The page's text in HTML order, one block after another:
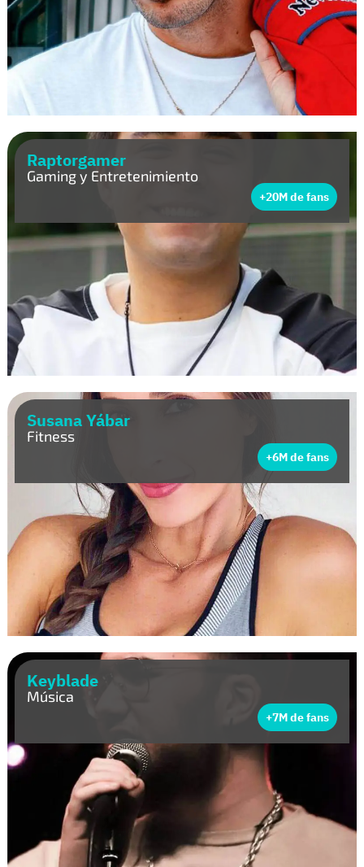
Raptorgamer
Gaming y Entretenimiento
+20M de fans
Susana Yábar
Fitness
+6M de fans
Keyblade
Música
+7M de fans